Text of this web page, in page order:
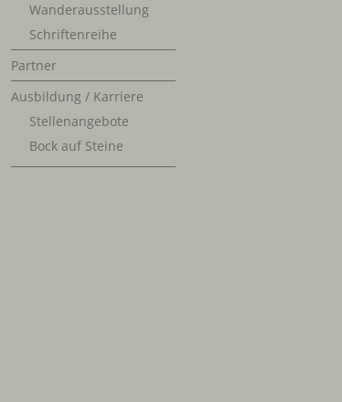
Wanderausstellung
Schriftenreihe
Partner
Ausbildung / Karriere
Stellenangebote
Bock auf Steine